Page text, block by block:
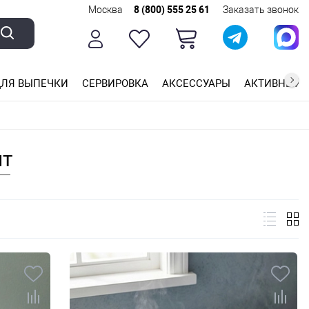
Москва 8 (800) 555 25 61 Заказать звонок
ВЫПЕЧКИ СЕРВИРОВКА АКСЕССУАРЫ АКТИВНЫЙ